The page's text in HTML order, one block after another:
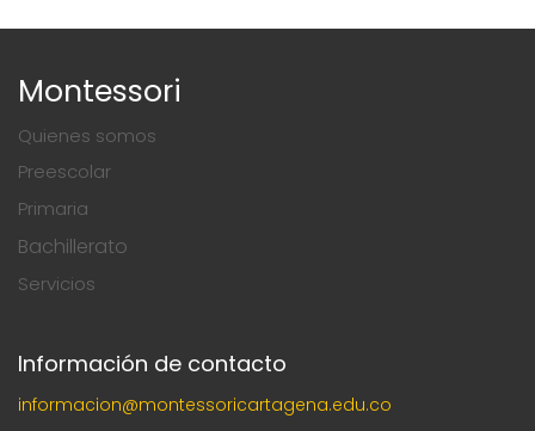
Montessori
Quienes somos
Preescolar
Primaria
Bachillerato
Servicios
Información de contacto
informacion@montessoricartagena.edu.co